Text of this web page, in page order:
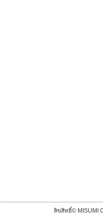
ลิขสิทธิ์© MISUMI